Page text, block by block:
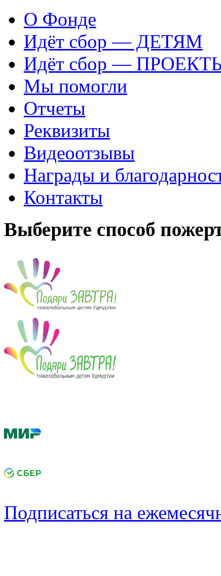
О Фонде
Идёт сбор — ДЕТЯМ
Идёт сбор —
Мы помогли
Отчеты
Реквизиты
Видеоотзывы
Награды и
Контакты
Выберите способ
Подписаться на